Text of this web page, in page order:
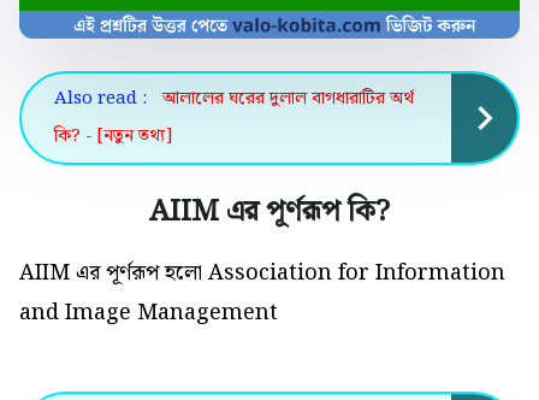
Also read : আলালের ঘরের দুলাল বাগধারাটির অর্থ
কি? - [নতুন তথ্য]
AIIM এর পূর্ণরূপ কি?
AIIM এর পূর্ণরূপ হলো Association for Information
and Image Management